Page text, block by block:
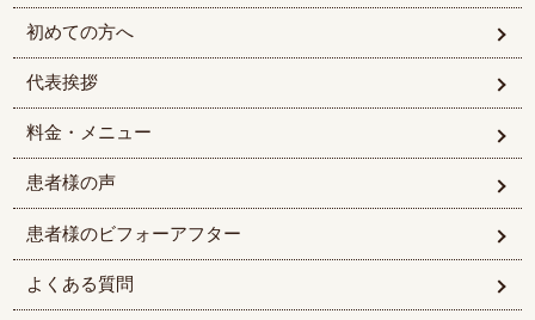
初めての方へ
代表挨拶
料金・メニュー
患者様の声
患者様のビフォーアフター
よくある質問